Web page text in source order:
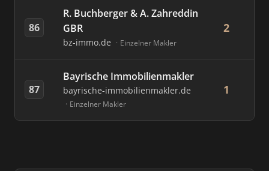
86
R. Buchberger & A. Zahreddin
GBR
bz-immo.de Einzelner Makler
2
87
Bayrische Immobilienmakler
bayrische-immobilienmakler.de
Einzelner Makler
1